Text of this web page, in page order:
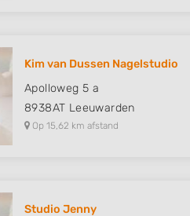
Kim van Dussen Nagelstudio
Apolloweg 5 a
8938AT Leeuwarden
Op 15,62 km afstand
Studio Jenny